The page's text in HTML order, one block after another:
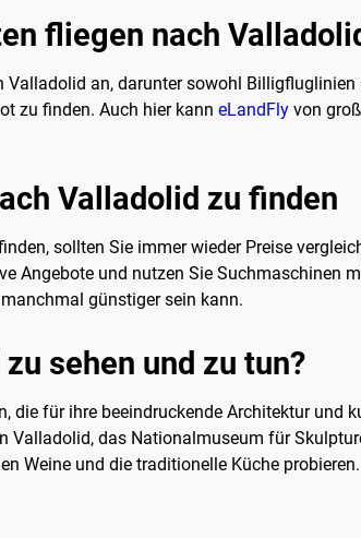
fliegen nach
an, darunter sowohl
zu finden. Auch hier kann eLandFly von
Valladolid zu finden
sollten Sie immer wieder Preise
Angebote und nutzen Sie Suchmaschinen
günstiger sein kann.
sehen und zu tun?
die für ihre beeindruckende Architektur und
Valladolid, das Nationalmuseum für
Weine und die traditionelle Küche